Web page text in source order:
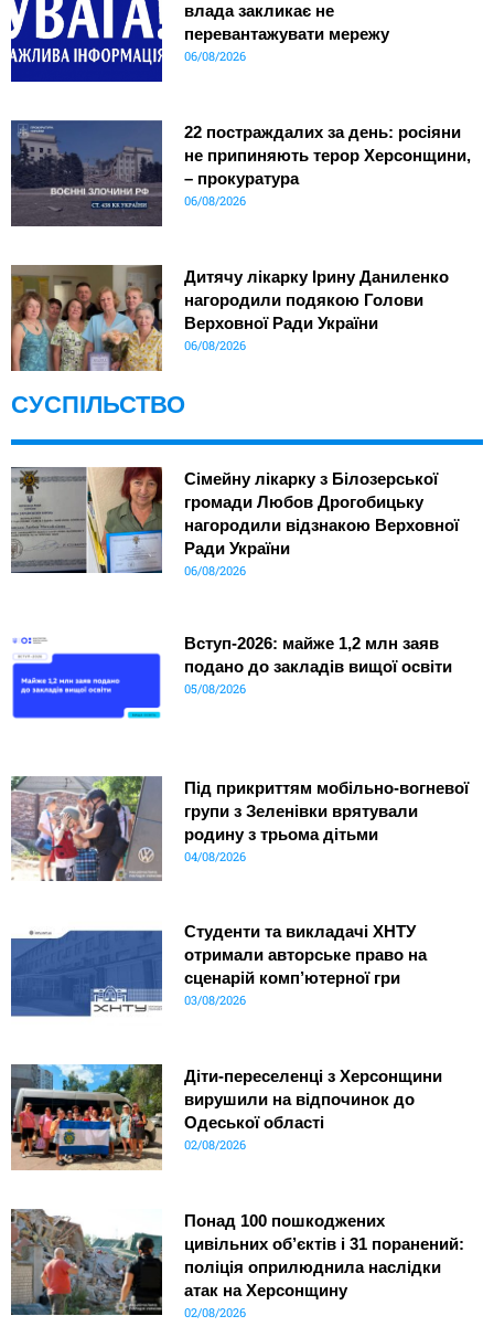
влада закликає не
перевантажувати мережу
06/08/2026
22 постраждалих за день: росіяни
не припиняють терор Херсонщини,
– прокуратура
06/08/2026
Дитячу лікарку Ірину Даниленко
нагородили подякою Голови
Верховної Ради України
06/08/2026
СУСПІЛЬСТВО
Сімейну лікарку з Білозерської
громади Любов Дрогобицьку
нагородили відзнакою Верховної
Ради України
06/08/2026
Вступ-2026: майже 1,2 млн заяв
подано до закладів вищої освіти
05/08/2026
Під прикриттям мобільно-вогневої
групи з Зеленівки врятували
родину з трьома дітьми
04/08/2026
Студенти та викладачі ХНТУ
отримали авторське право на
сценарій комп’ютерної гри
03/08/2026
Діти-переселенці з Херсонщини
вирушили на відпочинок до
Одеської області
02/08/2026
Понад 100 пошкоджених
цивільних об’єктів і 31 поранений:
поліція оприлюднила наслідки
атак на Херсонщину
02/08/2026